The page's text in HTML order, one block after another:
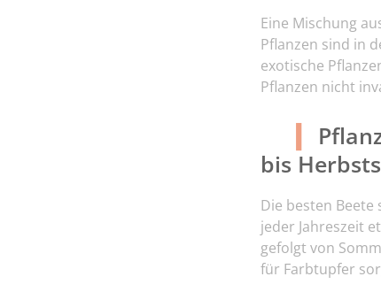
Eine Mischung
Pflanzen sind in
exotische
Pflanzen nicht
bis
Die besten Beete
jeder Jahreszeit
gefolgt von
für Farbtupfer